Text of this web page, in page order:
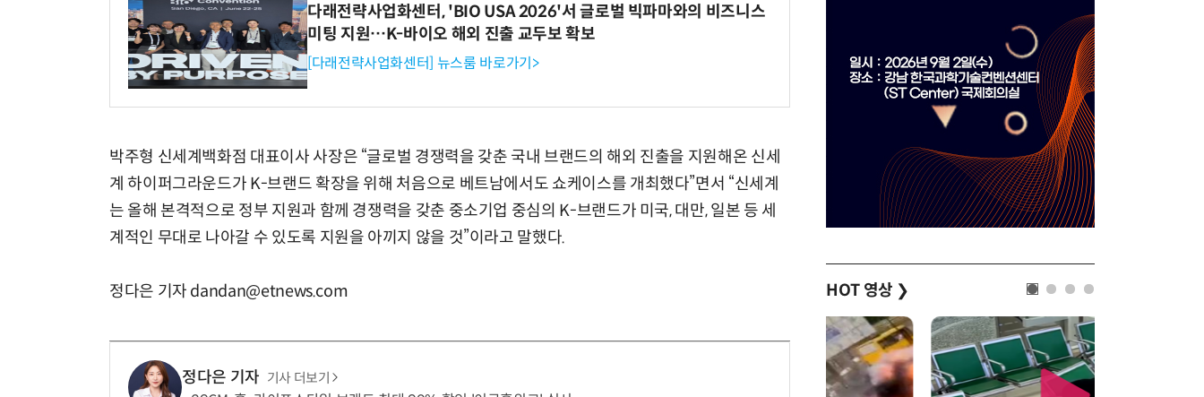
다래전략사업화센터, 'BIO USA 2026'서 글로벌 빅파마와의 비즈니스
미팅 지원…K-바이오 해외 진출 교두보 확보
[다래전략사업화센터] 뉴스룸 바로가기>
박주형 신세계백화점 대표이사 사장은 “글로벌 경쟁력을 갖춘 국내 브랜드의 해외 진출을 지원해온 신세
계 하이퍼그라운드가 K-브랜드 확장을 위해 처음으로 베트남에서도 쇼케이스를 개최했다”면서 “신세계
는 올해 본격적으로 정부 지원과 함께 경쟁력을 갖춘 중소기업 중심의 K-브랜드가 미국, 대만, 일본 등 세
계적인 무대로 나아갈 수 있도록 지원을 아끼지 않을 것”이라고 말했다.
정다은 기자 dandan@etnews.com
정다은 기자 기사 더보기
HOT 영상 ❯